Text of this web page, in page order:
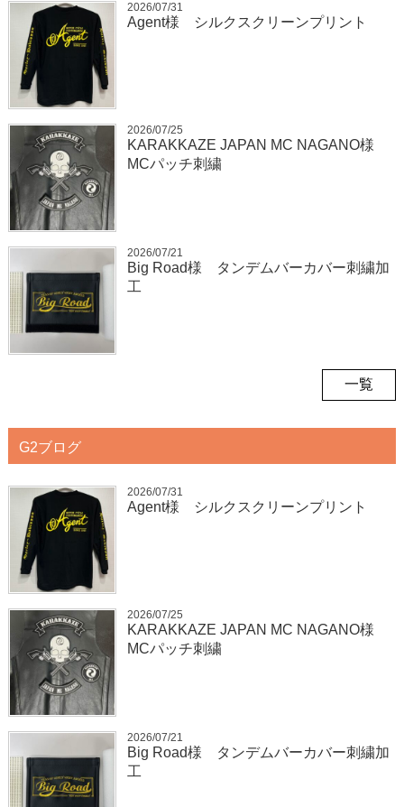
2026/07/31
Agent様 シルクスクリーンプリント
2026/07/25
KARAKKAZE JAPAN MC NAGANO様
MCパッチ刺繍
2026/07/21
Big Road様 タンデムバーカバー刺繍加
工
一覧
G2ブログ
2026/07/31
Agent様 シルクスクリーンプリント
2026/07/25
KARAKKAZE JAPAN MC NAGANO様
MCパッチ刺繍
2026/07/21
Big Road様 タンデムバーカバー刺繍加
工